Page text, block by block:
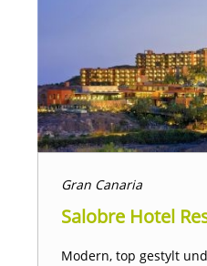
Gran Canaria
Salobre Hotel
Modern, top gestylt